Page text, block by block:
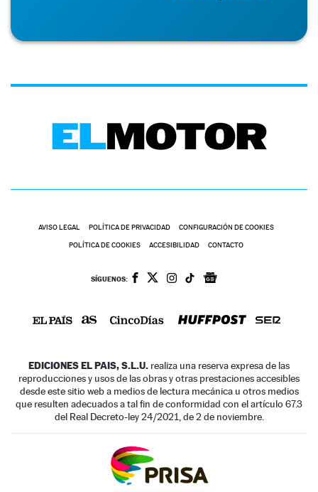
AVISO LEGAL POLÍTICA DE PRIVACIDAD CONFIGURACIÓN DE COOKIES
POLÍTICA DE COOKIES ACCESIBILIDAD CONTACTO
SÍGUENOS:
EDICIONES EL PAIS, S.L.U. realiza una reserva expresa de las
reproducciones y usos de las obras y otras prestaciones accesibles
desde este sitio web a medios de lectura mecánica u otros medios
que resulten adecuados a tal fin de conformidad con el artículo 67.3
del Real Decreto-ley 24/2021, de 2 de noviembre.